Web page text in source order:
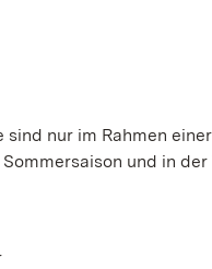
nur im Rahmen
und in der